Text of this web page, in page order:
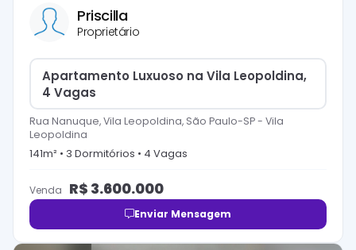
Priscilla
Proprietário
Apartamento Luxuoso na Vila Leopoldina,
4 Vagas
Rua Nanuque, Vila Leopoldina, São Paulo-SP- Vila
Leopoldina
141m² • 3 Dormitórios • 4 Vagas
Venda R$ 3.600.000
Enviar Mensagem